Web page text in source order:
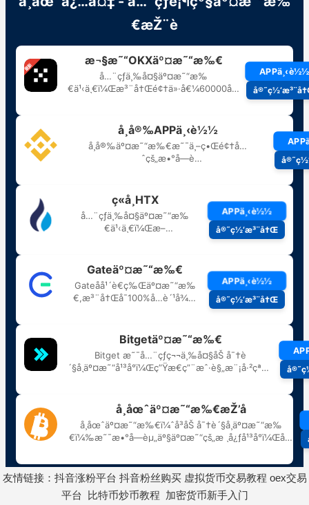
友情链接： 抖音涨粉平台 抖音粉丝购买 虚拟货币交易教程 oex交易
平台
比特币炒币教程 加密货币新手入门